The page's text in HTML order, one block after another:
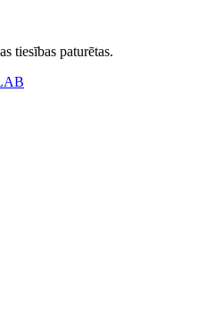
tiesības paturētas.